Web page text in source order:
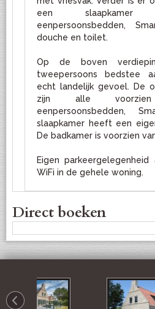
een
eenpersoonsbedden,
douche en toilet.
Op de boven
tweepersoons bedstee
echt landelijk gevoel. De
zijn alle
eenpersoonsbedden,
slaapkamer heeft een
De badkamer is voorzien
Eigen
WiFi in de gehele woning.
Direct boeken